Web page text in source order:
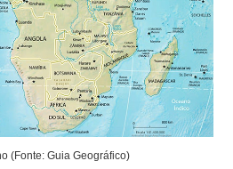
(Fonte: Guia Geográfico)